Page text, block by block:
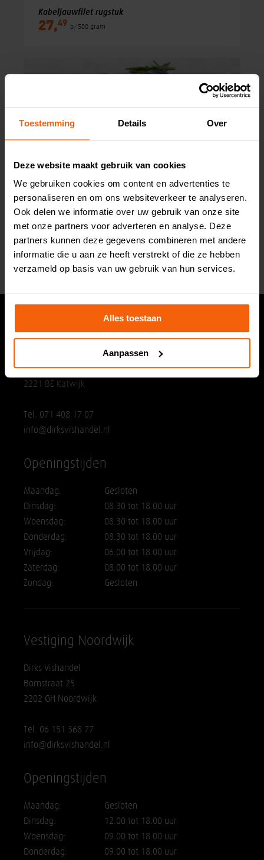
Toestemming Details Over
Deze website maakt gebruik van cookies
We gebruiken cookies om content en advertenties te
personaliseren en om ons websiteverkeer te analyseren.
Ook delen we informatie over uw gebruik van onze site
met onze partners voor adverteren en analyse. Deze
partners kunnen deze gegevens combineren met andere
informatie die u aan ze heeft verstrekt of die ze hebben
verzameld op basis van uw gebruik van hun services.
Alles toestaan
Aanpassen
Kabeljauwfilet rugstuk
27,49 p/500 gram
24,99
Hoofdvestiging
Hoornesplein 125a
2221 BE Katwijk
Tel. 071 408 17 07
info@dirksvishandel.nl
Openingstijden
Maandag:
Gesloten
Dinsdag:
08.30 tot 18.00 uur
Woensdag:
08.30 tot 18.00 uur
Donderdag:
08.30 tot 18.00 uur
Vrijdag:
06.00 tot 18.00 uur
Zaterdag:
08.00 tot 18.00 uur
Zondag:
Gesloten
Vestiging Noordwijk
Dirks Vishandel
Bomstraat 25
2202 GH Noordwijk
Tel. 06 151 368 77
info@dirksvishandel.nl
Openingstijden
Maandag:
Gesloten
Dinsdag:
12.00 tot 18.00 uur
Woensdag:
09.00 tot 18.00 uur
Donderdag:
09.00 tot 18.00 uur